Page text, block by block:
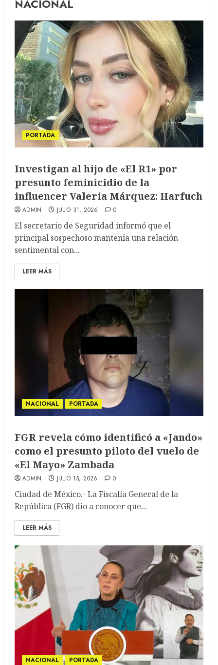
NACIONAL
PORTADA
Investigan al hijo de «El R1» por
presunto feminicidio de la
influencer Valeria Márquez: Harfuch
ADMIN JULIO 31, 2026 0
El secretario de Seguridad informó que el
principal sospechoso mantenía una relación
sentimental con...
LEER MÁS
NACIONAL PORTADA
FGR revela cómo identificó a «Jando»
como el presunto piloto del vuelo de
«El Mayo» Zambada
ADMIN JULIO 15, 2026 0
Ciudad de México.- La Fiscalía General de la
República (FGR) dio a conocer que...
LEER MÁS
NACIONAL PORTADA